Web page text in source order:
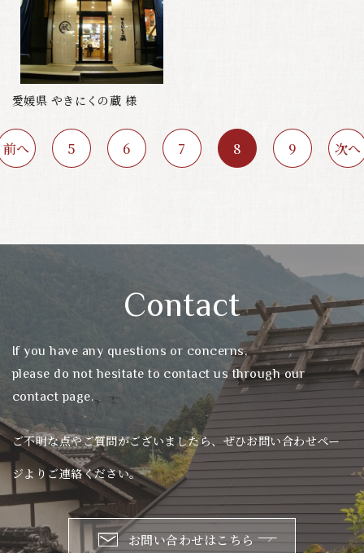
愛媛県 やきにくの蔵 様
前へ 5 6 7 8 9 次へ
Contact
If you have any questions or concerns,
please do not hesitate to contact us through our
contact page.
ご不明な点やご質問がございましたら、ぜひお問い合わせペー
ジよりご連絡ください。
お問い合わせはこちら